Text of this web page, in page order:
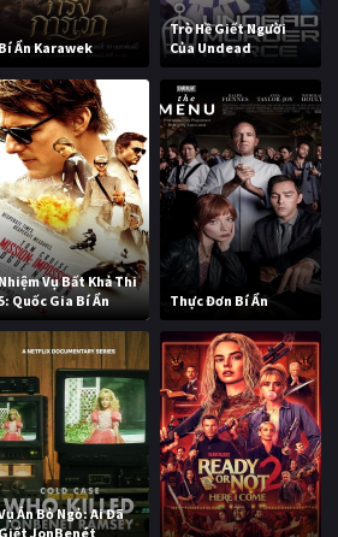
Bí Ẩn Karawek
Trò Hề Giết Người
Của Undead
Vụ Bất Khả Thi
Quốc Gia Bí Ẩn
Thực Đơn Bí Ẩn
Án Bỏ Ngỏ: Ai Đã
Giết JonBenét